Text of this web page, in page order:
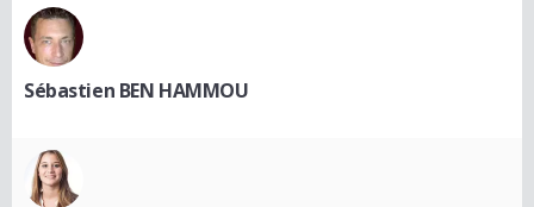
Sébastien BEN HAMMOU